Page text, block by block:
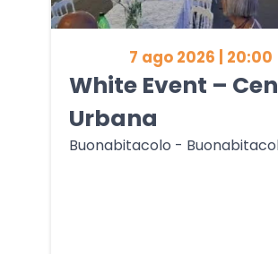
7 ago 2026 | 20:00
White Event –
Urbana
Buonabitacolo -